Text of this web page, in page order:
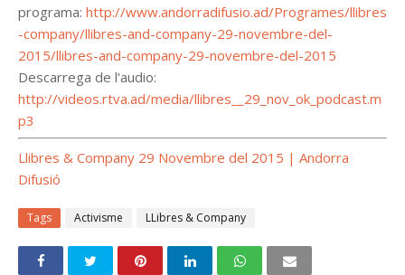
programa: http://www.andorradifusio.ad/Programes/llibres
-company/llibres-and-company-29-novembre-del-
2015/llibres-and-company-29-novembre-del-2015
Descarrega de l'audio:
http://videos.rtva.ad/media/llibres__29_nov_ok_podcast.m
p3
Llibres & Company 29 Novembre del 2015 | Andorra
Difusió
Tags Activisme LLibres & Company